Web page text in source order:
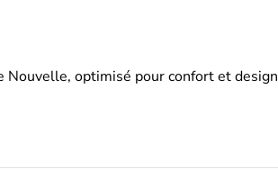
Nouvelle, optimisé pour confort et design